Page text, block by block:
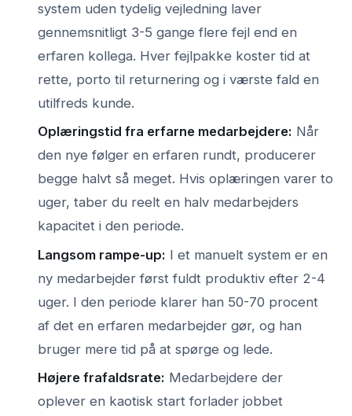
system uden tydelig vejledning laver
gennemsnitligt 3-5 gange flere fejl end en
erfaren kollega. Hver fejlpakke koster tid at
rette, porto til returnering og i værste fald en
utilfreds kunde.
Oplæringstid fra erfarne medarbejdere: Når
den nye følger en erfaren rundt, producerer
begge halvt så meget. Hvis oplæringen varer to
uger, taber du reelt en halv medarbejders
kapacitet i den periode.
Langsom rampe-up: I et manuelt system er en
ny medarbejder først fuldt produktiv efter 2-4
uger. I den periode klarer han 50-70 procent
af det en erfaren medarbejder gør, og han
bruger mere tid på at spørge og lede.
Højere frafaldsrate: Medarbejdere der
oplever en kaotisk start forlader jobbet